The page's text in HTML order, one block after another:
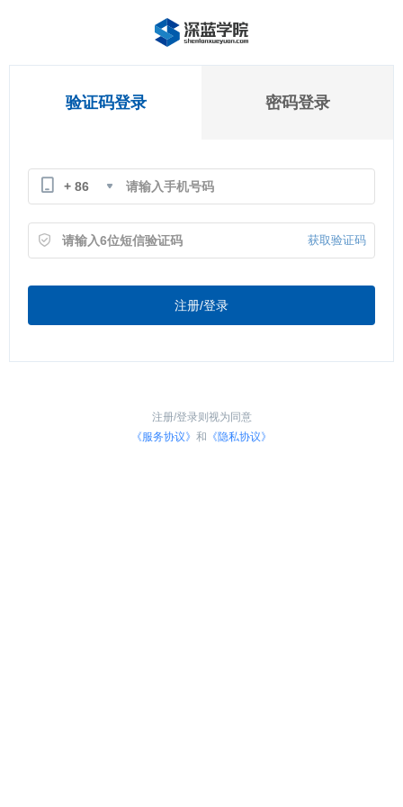
验证码登录 密码登录
+ 86
获取验证码
注册/登录
注册/登录则视为同意
《服务协议》 和 《隐私协议》